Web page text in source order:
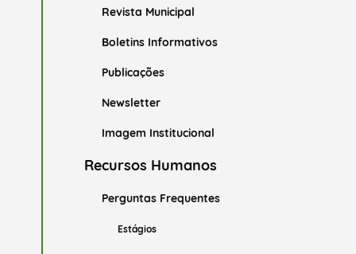
Revista Municipal
Boletins Informativos
Publicações
Newsletter
Imagem Institucional
Recursos Humanos
Perguntas Frequentes
Estágios